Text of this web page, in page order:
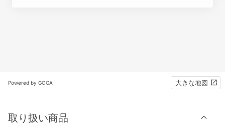
Powered by GOGA 大きな地図
取り扱い商品